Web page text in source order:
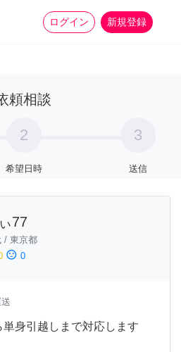
ログイン 新規登録
家事 more_horiz
頼相談
2
希望日時
3
送信
77
/ 東京都
sentiment_dissatisfied 0
身引越しまで対応します